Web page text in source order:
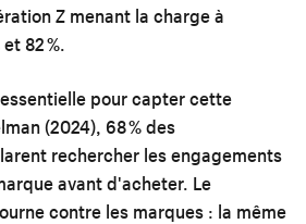
Z menant la charge à
82 %.
pour capter cette
(2024), 68 % des
rechercher les engagements
avant d'acheter. Le
contre les marques : la même